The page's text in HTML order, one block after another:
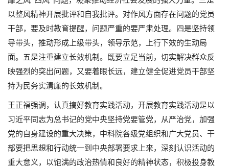
以整风精神开展批评和自我批评。对作风方面存在问题的党员
干部，要及时教育提醒，问题严重的要严肃处理。四是坚持领
导带头，推动形成上级带头，领导示范，上行下效的生动局
面。五是注重建立长效机制。既要立足当前，切实解决群众反
映强烈的突出问题，又要着眼长远，建立健全促进党员干部坚
持为民务实清廉的长效机制。
王正福强调，认真搞好教育实践活动，开展教育实践活动是以
习近平同志为总书记的党中央坚持党要管党，从严治党，加强
党的自身建设的重大决策，中科院各级党组织和广大党员、干
部要把思想和行动统一到中央部署要求上来，深刻认识活动的
重大意义，以饱满的政治热情和良好的精神状态，积极投身教